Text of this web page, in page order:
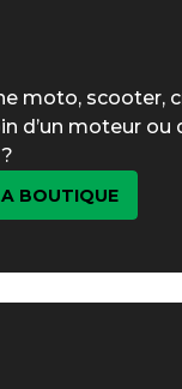
moto, scooter,
d’un moteur ou
BOUTIQUE